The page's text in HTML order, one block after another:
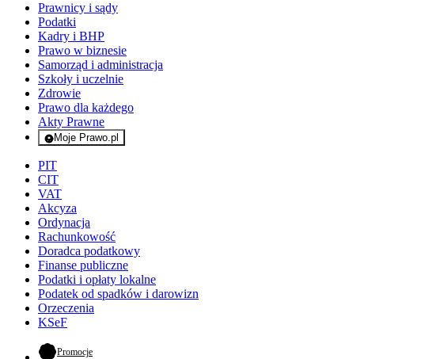
Prawnicy i sądy
Podatki
Kadry i BHP
Prawo w biznesie
Samorząd i administracja
Szkoły i uczelnie
Zdrowie
Prawo dla każdego
Akty Prawne
Moje Prawo.pl
- rejestracja i logowanie do serwisu
PIT
CIT
VAT
Akcyza
Ordynacja
Rachunkowość
Doradca podatkowy
Finanse publiczne
Podatki i opłaty lokalne
Podatek od spadków i darowizn
Orzeczenia
KSeF
Promocje- otwiera się w nowej karcie